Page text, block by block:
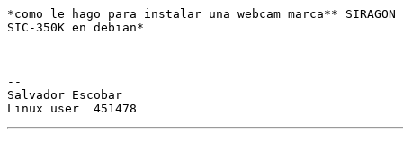
*como le hago para instalar una webcam marca** SIRAGON
SIC-350K en debian*
--
Salvador Escobar